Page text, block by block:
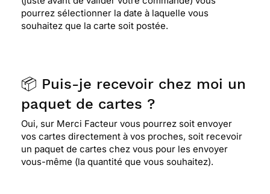
pourrez sélectionner la date à laquelle vous
souhaitez que la carte soit postée.
📦 Puis-je recevoir chez moi un
paquet de cartes ?
Oui, sur Merci Facteur vous pourrez soit envoyer
vos cartes directement à vos proches, soit recevoir
un paquet de cartes chez vous pour les envoyer
vous-même (la quantité que vous souhaitez).